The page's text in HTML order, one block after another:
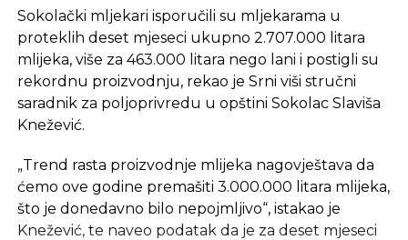
Sokolački mljekari isporučili su mljekarama u
proteklih deset mjeseci ukupno 2.707.000 litara
mlijeka, više za 463.000 litara nego lani i postigli su
rekordnu proizvodnju, rekao je Srni viši stručni
saradnik za poljoprivredu u opštini Sokolac Slaviša
Knežević.
„Trend rasta proizvodnje mlijeka nagovještava da
ćemo ove godine premašiti 3.000.000 litara mlijeka,
što je donedavno bilo nepojmljivo“, istakao je
Knežević, te naveo podatak da je za deset mjeseci